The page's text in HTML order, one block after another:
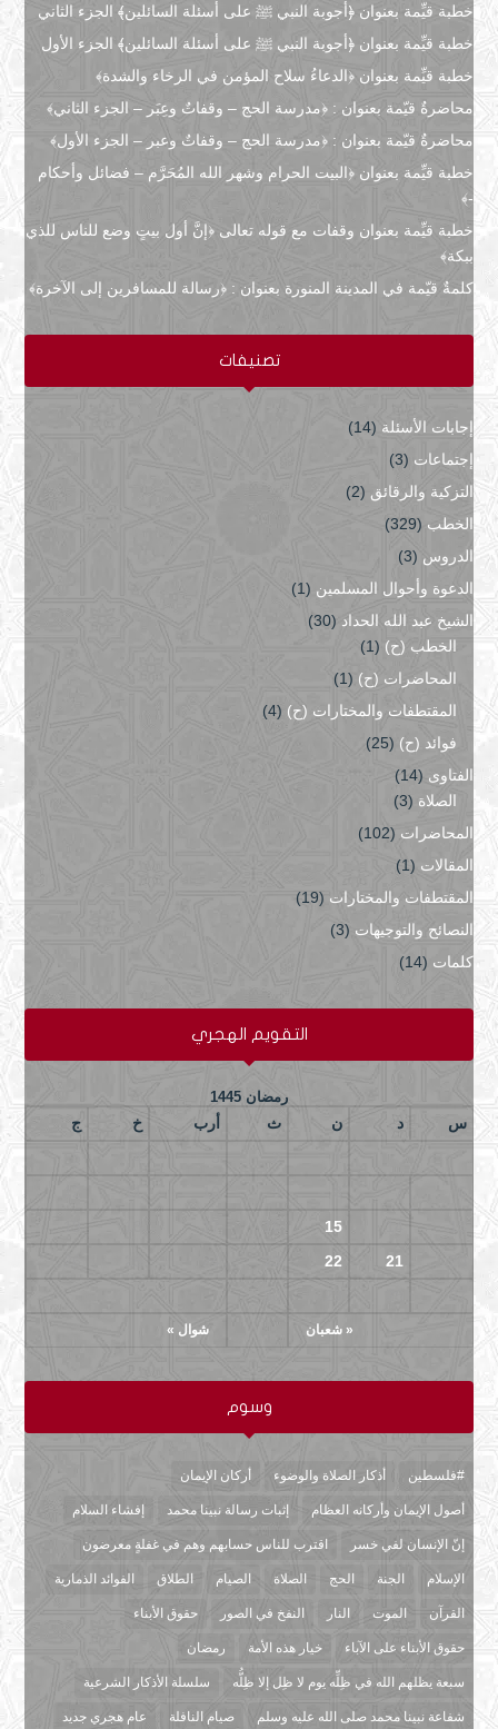
خطبة قيِّمة بعنوان ﴿أجوبة النبي ﷺ على أسئلة السائلين﴾ الجزء الثاني
خطبة قيِّمة بعنوان ﴿أجوبة النبي ﷺ على أسئلة السائلين﴾ الجزء الأول
خطبة قيِّمة بعنوان ﴿الدعاءُ سلاح المؤمن في الرخاء والشدة﴾
محاضرةٌ قيّمة بعنوان : ﴿مدرسة الحج – وقفاتٌ وعِبَر – الجزء الثاني﴾
محاضرةٌ قيّمة بعنوان : ﴿مدرسة الحج – وقفاتٌ وعبر – الجزء الأول﴾
خطبة قيِّمة بعنوان ﴿البيت الحرام وشهر الله المُحَرَّم – فضائل وأحكام
-﴾
خطبة قيِّمة بعنوان وقفات مع قوله تعالى ﴿إنَّ أول بيتٍ وضع للناس للذي
ببكة﴾
كلمةٌ قيّمة في المدينة المنورة بعنوان : ﴿رسالة للمسافرين إلى الآخرة﴾
تصنيفات
إجابات الأسئلة (14)
إجتماعات (3)
التزكية والرقائق (2)
الخطب (329)
الدروس (3)
الدعوة وأحوال المسلمين (1)
الشيخ عبد الله الحداد (30)
الخطب (ح) (1)
المحاضرات (ح) (1)
المقتطفات والمختارات (ح) (4)
فوائد (ح) (25)
الفتاوى (14)
الصلاة (3)
المحاضرات (102)
المقالات (1)
المقتطفات والمختارات (19)
النصائح والتوجيهات (3)
كلمات (14)
التقويم الهجري
رمضان 1445
س د ن ث أرب خ ج
« شعبان شوال »
15
21
22
وسوم
#فلسطين أذكار الصلاة والوضوء أركان الإيمان
أصول الإيمان وأركانه العظام إثبات رسالة نبينا محمد إفشاء السلام
إنّ الإنسان لفي خسر اقترب للناس حسابهم وهم في غفلةٍ معرضون
الإسلام الجنة الحج الصلاة الصيام الطلاق الفوائد الذمارية
القرآن الموت النار النفخ في الصور حقوق الأبناء
حقوق الأبناء على الآباء خيار هذه الأمة رمضان
سبعة يظلهم الله في ظِلِّه يوم لا ظِل إلا ظِلُّه سلسلة الأذكار الشرعية
شفاعة نبينا محمد صلى الله عليه وسلم صيام النافلة عام هجري جديد